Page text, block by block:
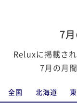
7
Reluxに掲載さ
7月の月
全国 北海道